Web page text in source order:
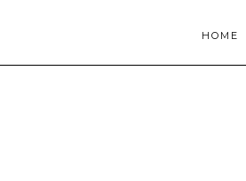
HOME